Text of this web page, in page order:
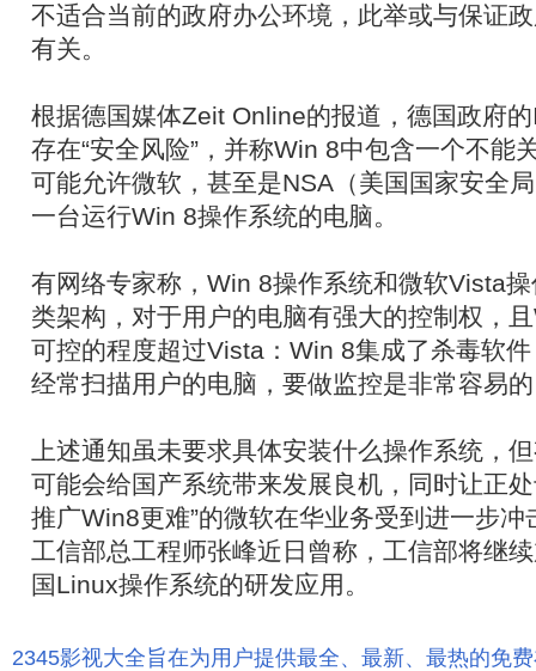
不适合当前的政府办公环境，此举或与保证
有关。
根据德国媒体Zeit Online的报道，德国政府
存在“安全风险”，并称Win 8中包含一个不能
可能允许微软，甚至是NSA（美国国家安全
一台运行Win 8操作系统的电脑。
有网络专家称，Win 8操作系统和微软Vista
类架构，对于用户的电脑有强大的控制权，
可控的程度超过Vista：Win 8集成了杀毒软
经常扫描用户的电脑，要做监控是非常容易
上述通知虽未要求具体安装什么操作系统，
可能会给国产系统带来发展良机，同时让正
推广Win8更难”的微软在华业务受到进一步冲
工信部总工程师张峰近日曾称，工信部将继
国Linux操作系统的研发应用。
2345影视大全旨在为用户提供最全、最新、最热的免